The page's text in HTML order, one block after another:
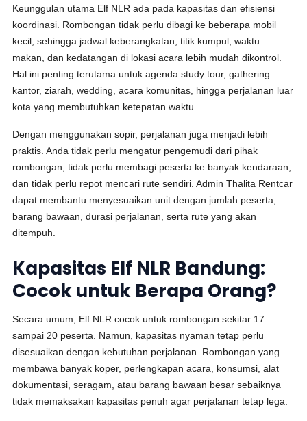
Keunggulan utama Elf NLR ada pada kapasitas dan efisiensi
koordinasi. Rombongan tidak perlu dibagi ke beberapa mobil
kecil, sehingga jadwal keberangkatan, titik kumpul, waktu
makan, dan kedatangan di lokasi acara lebih mudah dikontrol.
Hal ini penting terutama untuk agenda study tour, gathering
kantor, ziarah, wedding, acara komunitas, hingga perjalanan luar
kota yang membutuhkan ketepatan waktu.
Dengan menggunakan sopir, perjalanan juga menjadi lebih
praktis. Anda tidak perlu mengatur pengemudi dari pihak
rombongan, tidak perlu membagi peserta ke banyak kendaraan,
dan tidak perlu repot mencari rute sendiri. Admin Thalita Rentcar
dapat membantu menyesuaikan unit dengan jumlah peserta,
barang bawaan, durasi perjalanan, serta rute yang akan
ditempuh.
Kapasitas Elf NLR Bandung:
Cocok untuk Berapa Orang?
Secara umum, Elf NLR cocok untuk rombongan sekitar 17
sampai 20 peserta. Namun, kapasitas nyaman tetap perlu
disesuaikan dengan kebutuhan perjalanan. Rombongan yang
membawa banyak koper, perlengkapan acara, konsumsi, alat
dokumentasi, seragam, atau barang bawaan besar sebaiknya
tidak memaksakan kapasitas penuh agar perjalanan tetap lega.